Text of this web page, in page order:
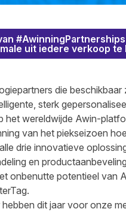
uit iedere verkoop te
die
sterk
het wereldwijde Awin-
van het piekseizoen
drie innovatieve
en
onbenutte potentieel van
dit jaar voor onze